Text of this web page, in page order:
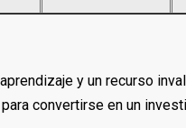
y un recurso
convertirse en un